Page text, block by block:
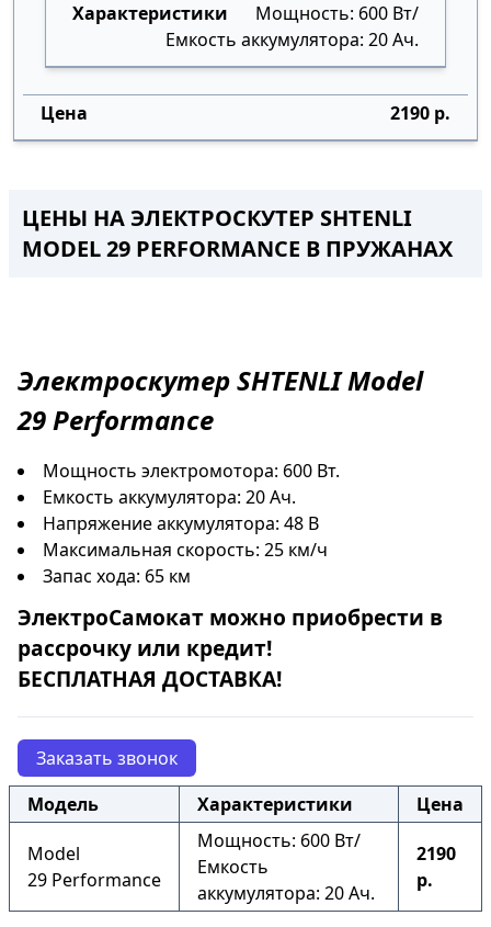
Мощность: 600 Вт/
Емкость аккумулятора: 20 Ач.
2190 р.
ЦЕНЫ НА ЭЛЕКТРОСКУТЕР SHTENLI
MODEL 29 PERFORMANCE В ПРУЖАНАХ
ЭлектроскутерSHTENLI Model
29Performance
Мощность электромотора: 600 Вт.
Емкость аккумулятора: 20 Ач.
Напряжение аккумулятора: 48 В
Максимальная скорость: 25 км/ч
Запас хода: 65 км
ЭлектроСамокат можно приобрести в
рассрочку или кредит!
БЕСПЛАТНАЯ ДОСТАВКА!
Заказать звонок
Модель
Характеристики Цена
Model
29 Performance
Мощность: 600 Вт/
Емкость
аккумулятора: 20 Ач.
2190
р.